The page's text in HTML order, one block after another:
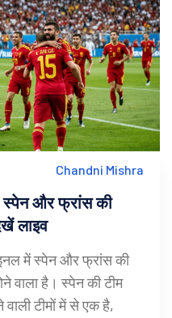
Chandni Mishra
और फ्रांस की
लाइव
में स्पेन और फ्रांस की
वाला है। स्पेन की टीम
वाली टीमों में से एक है,